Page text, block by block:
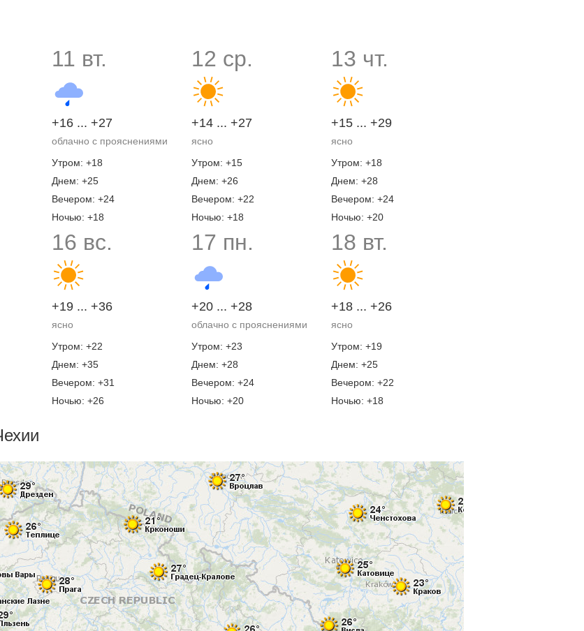
11 вт.
+16 ... +27
облачно с прояснениями
Утром: +18
Днем: +25
Вечером: +24
Ночью: +18
12 ср.
+14 ... +27
ясно
Утром: +15
Днем: +26
Вечером: +22
Ночью: +18
13 чт.
+15 ... +29
ясно
Утром: +18
Днем: +28
Вечером: +24
Ночью: +20
16 вс.
+19 ... +36
ясно
Утром: +22
Днем: +35
Вечером: +31
Ночью: +26
17 пн.
+20 ... +28
облачно с прояснениями
Утром: +23
Днем: +28
Вечером: +24
Ночью: +20
18 вт.
+18 ... +26
ясно
Утром: +19
Днем: +25
Вечером: +22
Ночью: +18